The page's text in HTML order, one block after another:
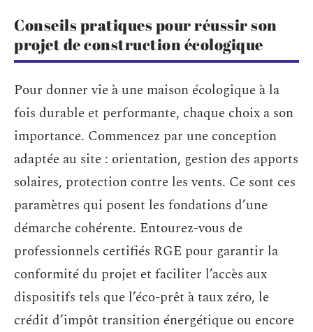
Conseils pratiques pour réussir son
projet de construction écologique
Pour donner vie à une maison écologique à la
fois durable et performante, chaque choix a son
importance. Commencez par une conception
adaptée au site : orientation, gestion des apports
solaires, protection contre les vents. Ce sont ces
paramètres qui posent les fondations d’une
démarche cohérente. Entourez-vous de
professionnels certifiés RGE pour garantir la
conformité du projet et faciliter l’accès aux
dispositifs tels que l’éco-prêt à taux zéro, le
crédit d’impôt transition énergétique ou encore